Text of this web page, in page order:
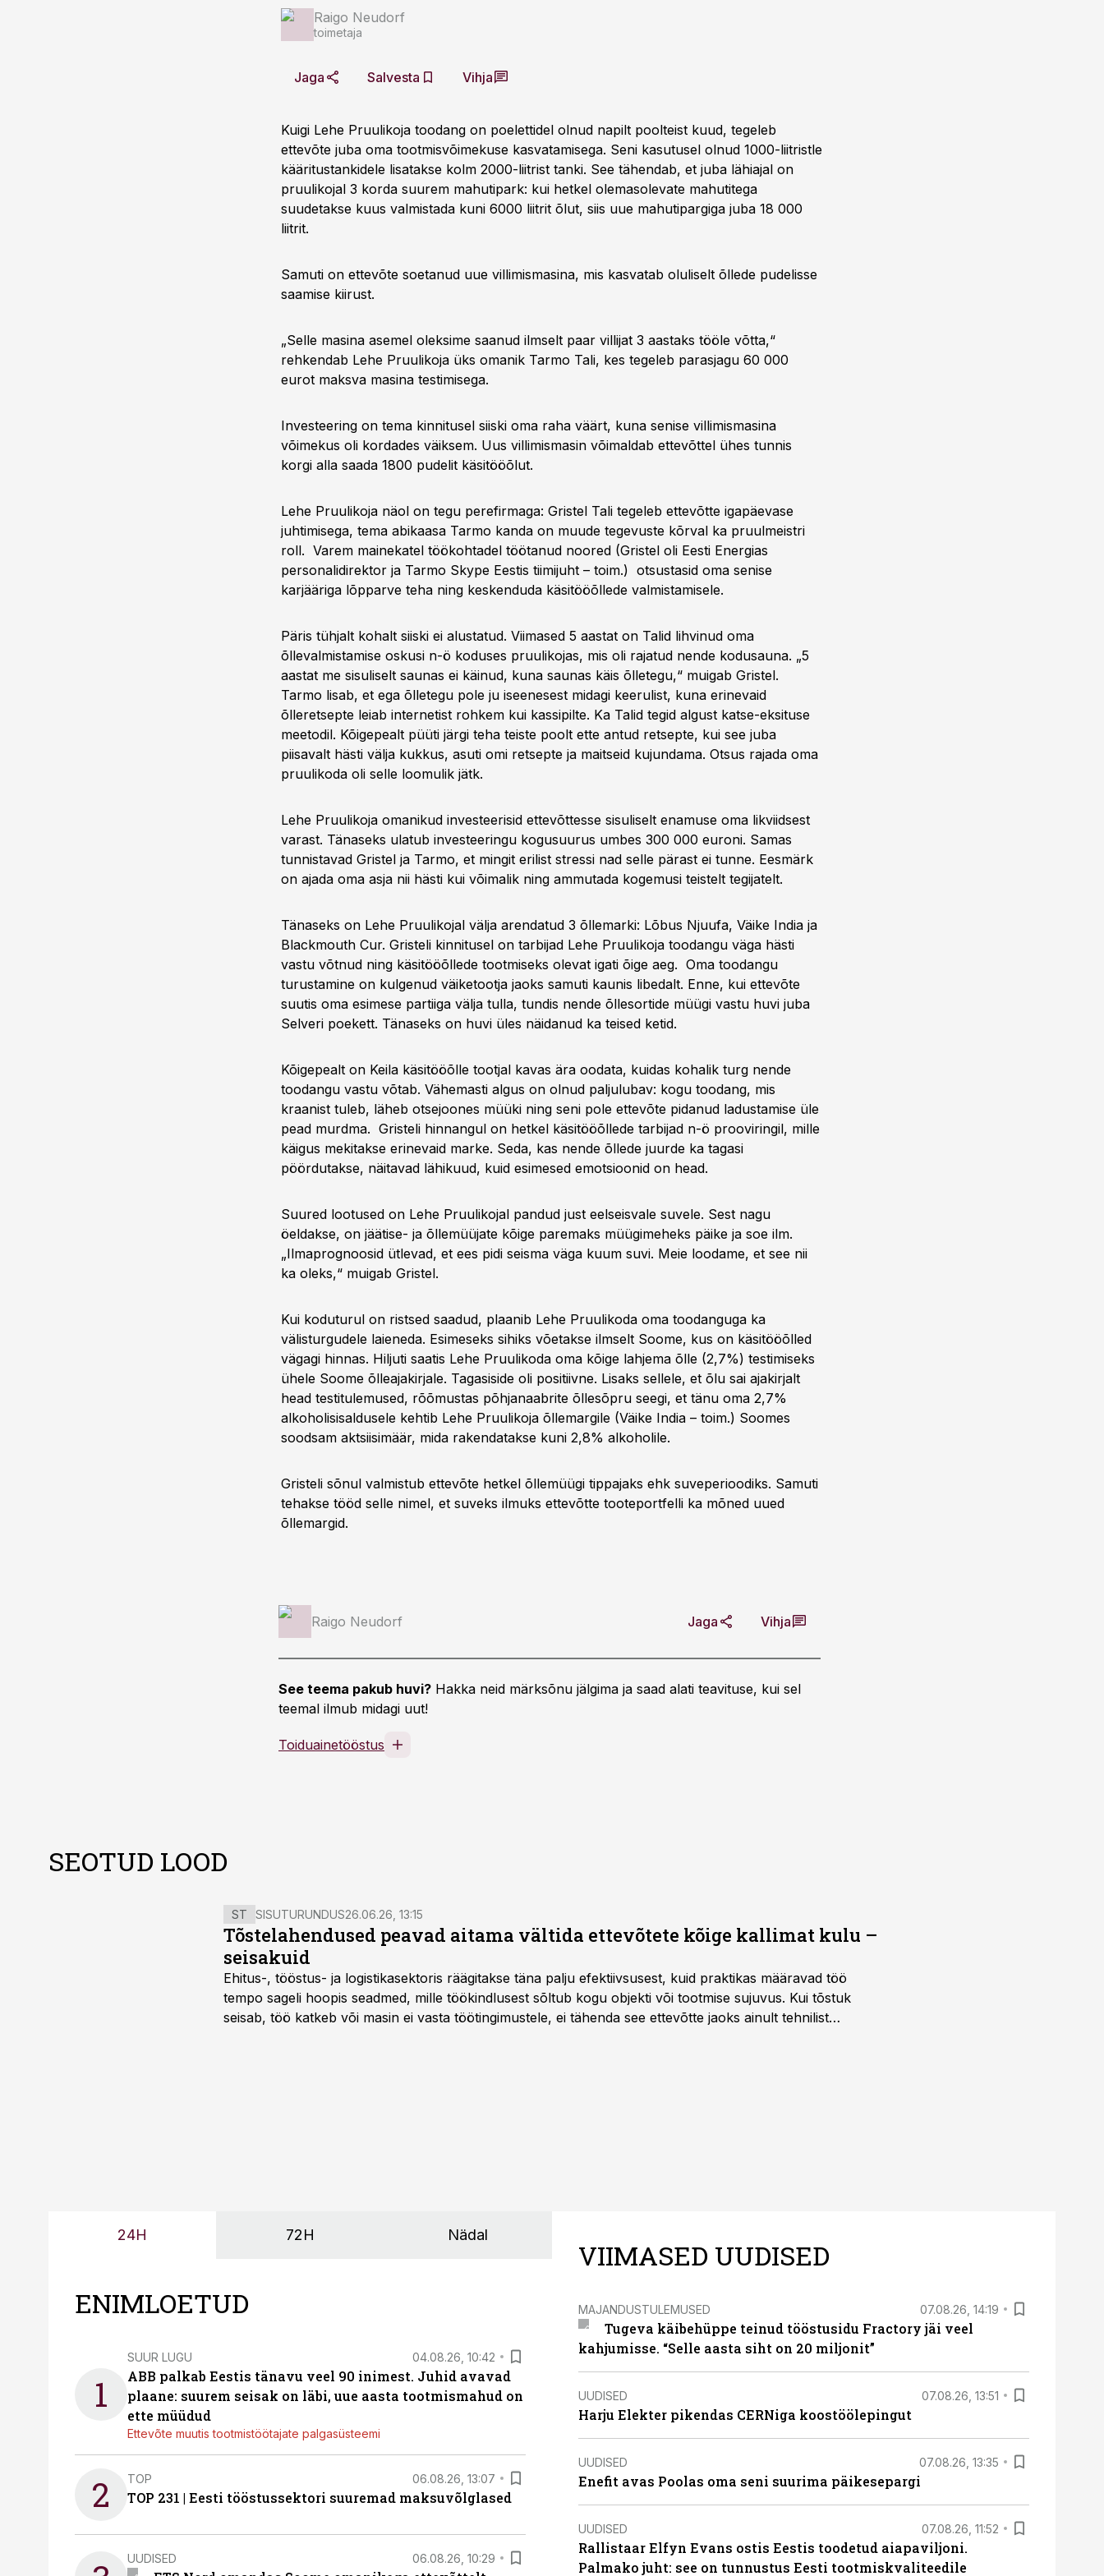
Raigo Neudorf
toimetaja
Jaga Salvesta Vihja
Kuigi Lehe Pruulikoja toodang on poelettidel olnud napilt poolteist kuud, tegeleb
ettevõte juba oma tootmisvõimekuse kasvatamisega. Seni kasutusel olnud 1000-liitristle
kääritustankidele lisatakse kolm 2000-liitrist tanki. See tähendab, et juba lähiajal on
pruulikojal 3 korda suurem mahutipark: kui hetkel olemasolevate mahutitega
suudetakse kuus valmistada kuni 6000 liitrit õlut, siis uue mahutipargiga juba 18 000
liitrit.
Samuti on ettevõte soetanud uue villimismasina, mis kasvatab oluliselt õllede pudelisse
saamise kiirust.
„Selle masina asemel oleksime saanud ilmselt paar villijat 3 aastaks tööle võtta,“
rehkendab Lehe Pruulikoja üks omanik Tarmo Tali, kes tegeleb parasjagu 60 000
eurot maksva masina testimisega.
Investeering on tema kinnitusel siiski oma raha väärt, kuna senise villimismasina
võimekus oli kordades väiksem. Uus villimismasin võimaldab ettevõttel ühes tunnis
korgi alla saada 1800 pudelit käsitööõlut.
Lehe Pruulikoja näol on tegu perefirmaga: Gristel Tali tegeleb ettevõtte igapäevase
juhtimisega, tema abikaasa Tarmo kanda on muude tegevuste kõrval ka pruulmeistri
roll. Varem mainekatel töökohtadel töötanud noored (Gristel oli Eesti Energias
personalidirektor ja Tarmo Skype Eestis tiimijuht – toim.) otsustasid oma senise
karjääriga lõpparve teha ning keskenduda käsitööõllede valmistamisele.
Päris tühjalt kohalt siiski ei alustatud. Viimased 5 aastat on Talid lihvinud oma
õllevalmistamise oskusi n-ö koduses pruulikojas, mis oli rajatud nende kodusauna. „5
aastat me sisuliselt saunas ei käinud, kuna saunas käis õlletegu,“ muigab Gristel.
Tarmo lisab, et ega õlletegu pole ju iseenesest midagi keerulist, kuna erinevaid
õlleretsepte leiab internetist rohkem kui kassipilte. Ka Talid tegid algust katse-eksituse
meetodil. Kõigepealt püüti järgi teha teiste poolt ette antud retsepte, kui see juba
piisavalt hästi välja kukkus, asuti omi retsepte ja maitseid kujundama. Otsus rajada oma
pruulikoda oli selle loomulik jätk.
Lehe Pruulikoja omanikud investeerisid ettevõttesse sisuliselt enamuse oma likviidsest
varast. Tänaseks ulatub investeeringu kogusuurus umbes 300 000 euroni. Samas
tunnistavad Gristel ja Tarmo, et mingit erilist stressi nad selle pärast ei tunne. Eesmärk
on ajada oma asja nii hästi kui võimalik ning ammutada kogemusi teistelt tegijatelt.
Tänaseks on Lehe Pruulikojal välja arendatud 3 õllemarki: Lõbus Njuufa, Väike India ja
Blackmouth Cur. Gristeli kinnitusel on tarbijad Lehe Pruulikoja toodangu väga hästi
vastu võtnud ning käsitööõllede tootmiseks olevat igati õige aeg. Oma toodangu
turustamine on kulgenud väiketootja jaoks samuti kaunis libedalt. Enne, kui ettevõte
suutis oma esimese partiiga välja tulla, tundis nende õllesortide müügi vastu huvi juba
Selveri poekett. Tänaseks on huvi üles näidanud ka teised ketid.
Kõigepealt on Keila käsitööõlle tootjal kavas ära oodata, kuidas kohalik turg nende
toodangu vastu võtab. Vähemasti algus on olnud paljulubav: kogu toodang, mis
kraanist tuleb, läheb otsejoones müüki ning seni pole ettevõte pidanud ladustamise üle
pead murdma. Gristeli hinnangul on hetkel käsitööõllede tarbijad n-ö prooviringil, mille
käigus mekitakse erinevaid marke. Seda, kas nende õllede juurde ka tagasi
pöördutakse, näitavad lähikuud, kuid esimesed emotsioonid on head.
Suured lootused on Lehe Pruulikojal pandud just eelseisvale suvele. Sest nagu
öeldakse, on jäätise- ja õllemüüjate kõige paremaks müügimeheks päike ja soe ilm.
„Ilmaprognoosid ütlevad, et ees pidi seisma väga kuum suvi. Meie loodame, et see nii
ka oleks,“ muigab Gristel.
Kui koduturul on ristsed saadud, plaanib Lehe Pruulikoda oma toodanguga ka
välisturgudele laieneda. Esimeseks sihiks võetakse ilmselt Soome, kus on käsitööõlled
vägagi hinnas. Hiljuti saatis Lehe Pruulikoda oma kõige lahjema õlle (2,7%) testimiseks
ühele Soome õlleajakirjale. Tagasiside oli positiivne. Lisaks sellele, et õlu sai ajakirjalt
head testitulemused, rõõmustas põhjanaabrite õllesõpru seegi, et tänu oma 2,7%
alkoholisisaldusele kehtib Lehe Pruulikoja õllemargile (Väike India – toim.) Soomes
soodsam aktsiisimäär, mida rakendatakse kuni 2,8% alkoholile.
Gristeli sõnul valmistub ettevõte hetkel õllemüügi tippajaks ehk suveperioodiks. Samuti
tehakse tööd selle nimel, et suveks ilmuks ettevõtte tooteportfelli ka mõned uued
õllemargid.
Raigo Neudorf Jaga Vihja
See teema pakub huvi? Hakka neid märksõnu jälgima ja saad alati teavituse, kui sel
teemal ilmub midagi uut!
Toiduainetööstus
SEOTUD LOOD
ST SISUTURUNDUS26.06.26, 13:15
Tõstelahendused peavad aitama vältida ettevõtete kõige kallimat kulu –
seisakuid
Ehitus-, tööstus- ja logistikasektoris räägitakse täna palju efektiivsusest, kuid praktikas määravad töö
tempo sageli hoopis seadmed, mille töökindlusest sõltub kogu objekti või tootmise sujuvus. Kui tõstuk
seisab, töö katkeb või masin ei vasta töötingimustele, ei tähenda see ettevõtte jaoks ainult tehnilist
24H 72H Nädal
ENIMLOETUD
1
SUUR LUGU 04.08.26, 10:42
ABB palkab Eestis tänavu veel 90 inimest. Juhid avavad
plaane: suurem seisak on läbi, uue aasta tootmismahud on
ette müüdud
Ettevõte muutis tootmistöötajate palgasüsteemi
2 TOP 06.08.26, 13:07
TOP 231 | Eesti tööstussektori suuremad maksuvõlglased
UUDISED 06.08.26, 10:29
VIIMASED UUDISED
MAJANDUSTULEMUSED 07.08.26, 14:19
Tugeva käibehüppe teinud tööstusidu Fractory jäi veel
kahjumisse. “Selle aasta siht on 20 miljonit”
UUDISED 07.08.26, 13:51
Harju Elekter pikendas CERNiga koostöölepingut
UUDISED 07.08.26, 13:35
Enefit avas Poolas oma seni suurima päikesepargi
UUDISED 07.08.26, 11:52
Rallistaar Elfyn Evans ostis Eestis toodetud aiapaviljoni.
Palmako juht: see on tunnustus Eesti tootmiskvaliteedile